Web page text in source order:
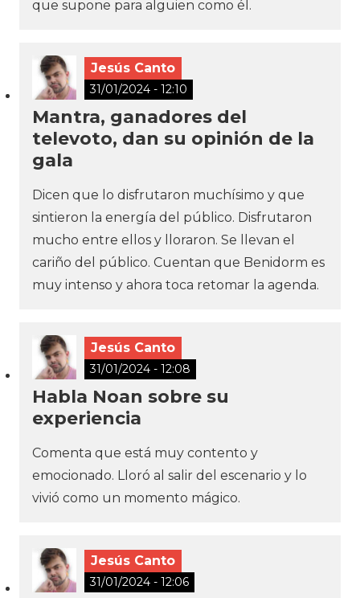
que supone para alguien como él.
Jesús Canto
31/01/2024 - 12:10
Mantra, ganadores del
televoto, dan su opinión de la
gala
Dicen que lo disfrutaron muchísimo y que
sintieron la energía del público. Disfrutaron
mucho entre ellos y lloraron. Se llevan el
cariño del público. Cuentan que Benidorm es
muy intenso y ahora toca retomar la agenda.
Jesús Canto
31/01/2024 - 12:08
Habla Noan sobre su
experiencia
Comenta que está muy contento y
emocionado. Lloró al salir del escenario y lo
vivió como un momento mágico.
Jesús Canto
31/01/2024 - 12:06